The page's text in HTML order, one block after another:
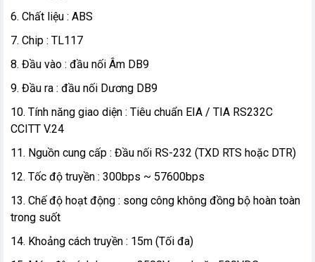
6. Chất liệu : ABS
7. Chip : TL117
8. Đầu vào : đầu nối Âm DB9
9. Đầu ra : đầu nối Dương DB9
10. Tính năng giao diện : Tiêu chuẩn EIA / TIA RS232C
CCITT V.24
11. Nguồn cung cấp : Đầu nối RS-232 (TXD RTS hoặc DTR)
12. Tốc độ truyền : 300bps ~ 57600bps
13. Chế độ hoạt động : song công không đồng bộ hoàn toàn
trong suốt
14. Khoảng cách truyền : 15m (Tối đa)